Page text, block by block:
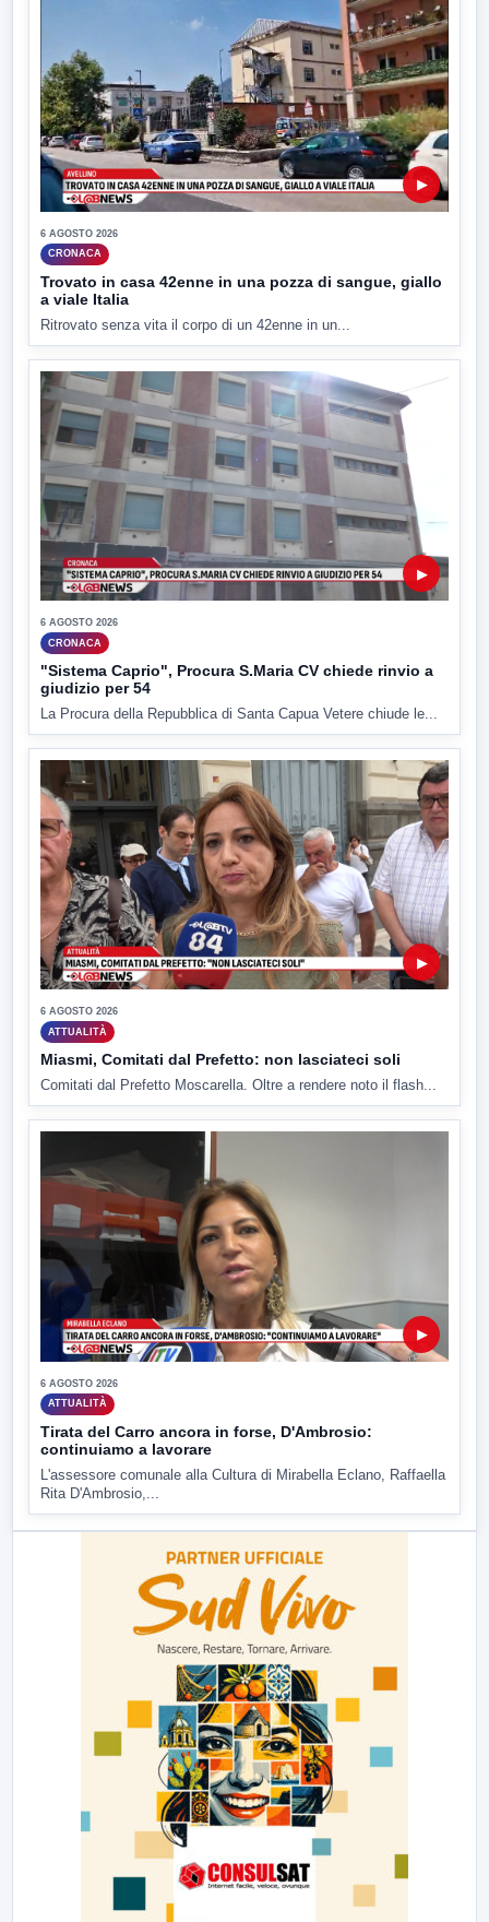
▶
6 AGOSTO 2026
CRONACA
Trovato in casa 42enne in una pozza di sangue, giallo
a viale Italia
Ritrovato senza vita il corpo di un 42enne in un...
▶
6 AGOSTO 2026
CRONACA
"Sistema Caprio", Procura S.Maria CV chiede rinvio a
giudizio per 54
La Procura della Repubblica di Santa Capua Vetere chiude le...
▶
6 AGOSTO 2026
ATTUALITÀ
Miasmi, Comitati dal Prefetto: non lasciateci soli
Comitati dal Prefetto Moscarella. Oltre a rendere noto il flash...
▶
6 AGOSTO 2026
ATTUALITÀ
Tirata del Carro ancora in forse, D'Ambrosio:
continuiamo a lavorare
L'assessore comunale alla Cultura di Mirabella Eclano, Raffaella
Rita D'Ambrosio,...